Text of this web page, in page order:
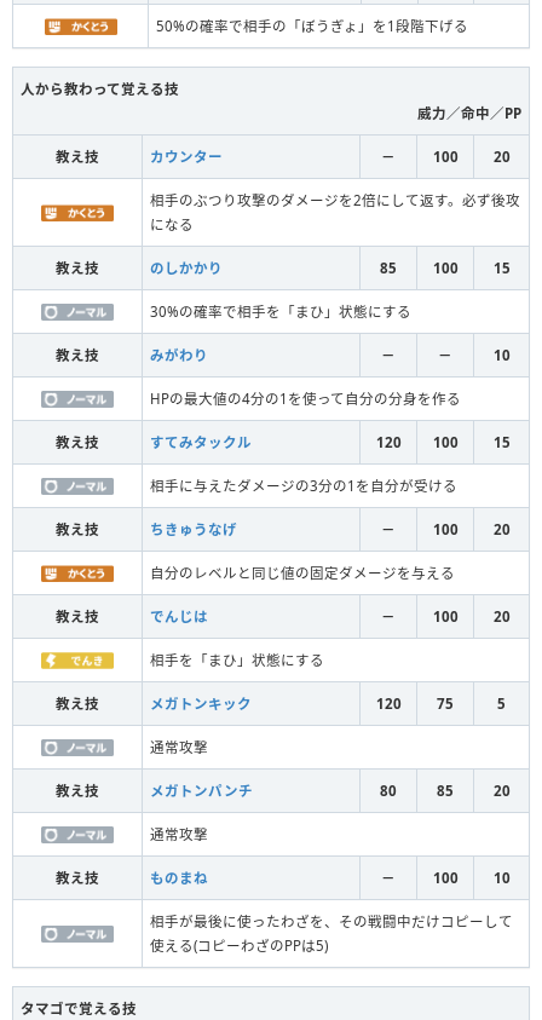
50%の確率で相手の「ぼうぎょ」を1段階下げる
人から教わって覚える技
威力／命中／PP
教え技 カウンター － 100 20
相手のぶつり攻撃のダメージを2倍にして返す。必ず後攻
になる
教え技 のしかかり 85 100 15
30%の確率で相手を「まひ」状態にする
教え技 みがわり － － 10
HPの最大値の4分の1を使って自分の分身を作る
教え技 すてみタックル 120 100 15
相手に与えたダメージの3分の1を自分が受ける
教え技 ちきゅうなげ － 100 20
自分のレベルと同じ値の固定ダメージを与える
教え技 でんじは － 100 20
相手を「まひ」状態にする
教え技 メガトンキック 120 75 5
通常攻撃
教え技 メガトンパンチ 80 85 20
通常攻撃
教え技 ものまね － 100 10
相手が最後に使ったわざを、その戦闘中だけコピーして
使える(コピーわざのPPは5)
タマゴで覚える技